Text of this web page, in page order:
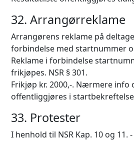
32. Arrangørreklame
Arrangørens reklame på
forbindelse med startnummer
Reklame i forbindelse
frikjøpes. NSR § 301.
Frikjøp kr. 2000,-. Nærmere info
offentliggjøres i
33. Protester
I henhold til NSR Kap. 10 og 11. -